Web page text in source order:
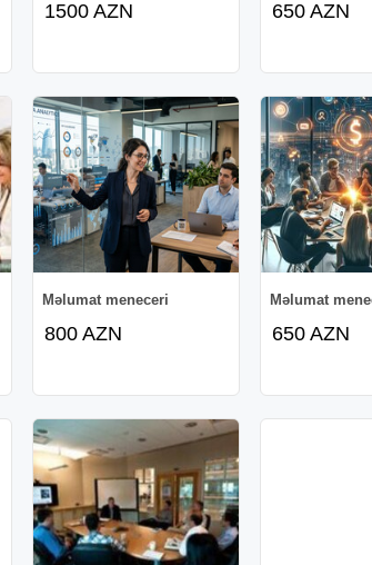
1500 AZN 650 AZN
Məlumat meneceri
800 AZN
Məlumat
650 AZN